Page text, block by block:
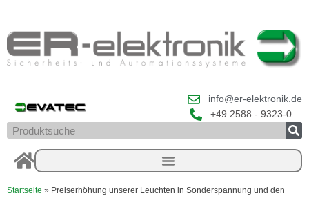
springen
info@er-elektronik.de
+49 2588 - 9323-0
Suche
Startseite » Preiserhöhung unserer Leuchten in Sonderspannung und den